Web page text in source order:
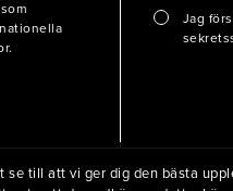
Jag
se till att vi ger dig den bästa